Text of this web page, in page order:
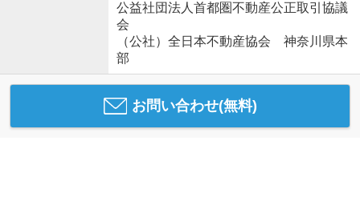
公益社団法人首都圏不動産公正取引協議
会
（公社）全日本不動産協会 神奈川県本
部
お問い合わせ(無料)